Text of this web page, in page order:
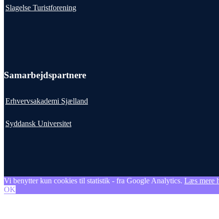
Slagelse Turistforening
Samarbejdspartnere
Erhvervsakademi Sjælland
Syddansk Universitet
Vi benytter kun cookies til statistik - fra Google Analytics. Læs mere
OK